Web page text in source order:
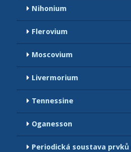
Nihonium
Flerovium
Moscovium
Livermorium
Tennessine
Oganesson
Periodická soustava